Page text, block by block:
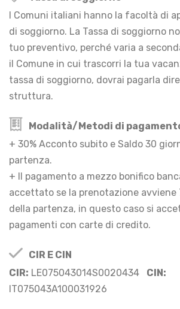
I Comuni italiani hanno la facoltà di
di soggiorno. La Tassa di soggiorno
tuo preventivo, perché varia a
il Comune in cui trascorri la tua
tassa di soggiorno, dovrai pagarla
struttura.
Modalità/Metodi di
+ 30% Acconto subito e Saldo 30
partenza.
+ Il pagamento a mezzo bonifico
accettato se la prenotazione avviene
della partenza, in questo caso si
pagamenti con carte di credito.
CIR E CIN
CIR: LE075043014S0020434 CIN:
IT075043A100031926